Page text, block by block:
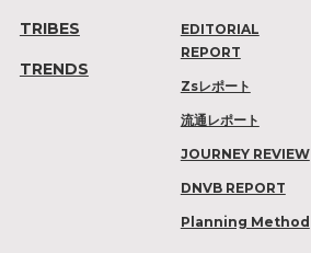
TRIBES
TRENDS
EDITORIAL
REPORT
Zsレポート
流通レポート
JOURNEY REVIEW
DNVB REPORT
Planning Method